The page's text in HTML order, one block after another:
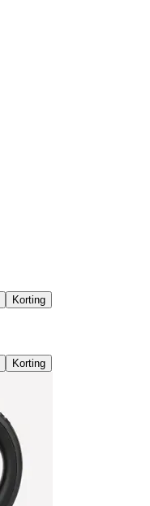
Korting
Korting